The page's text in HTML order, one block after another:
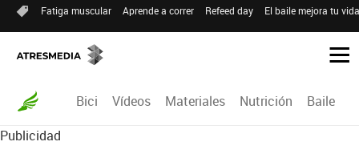
Fatiga muscular Aprende a correr Refeed day El baile mejora tu
Bici Vídeos Materiales Nutrición Baile
Publicidad